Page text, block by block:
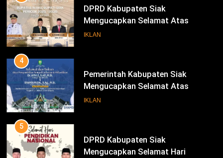
DPRD Kabupaten Siak
Mengucapkan Selamat Atas
Pengambilan Sumpah Jabatan
IKLAN
4
Pemerintah Kabupaten Siak
Mengucapkan Selamat Atas
Pengambilan Sumpah Jabatan
IKLAN
5
DPRD Kabupaten Siak
Mengucapkan Selamat Hari